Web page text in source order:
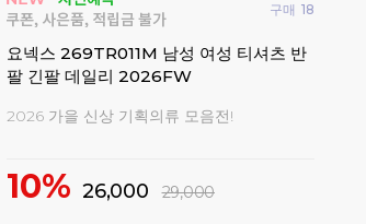
구매 18
요넥스 269TR011M 남성 여성 티셔츠 반
팔 긴팔 데일리 2026FW
2026 가을 신상 기획의류 모음전!
10% 26,000 29,000